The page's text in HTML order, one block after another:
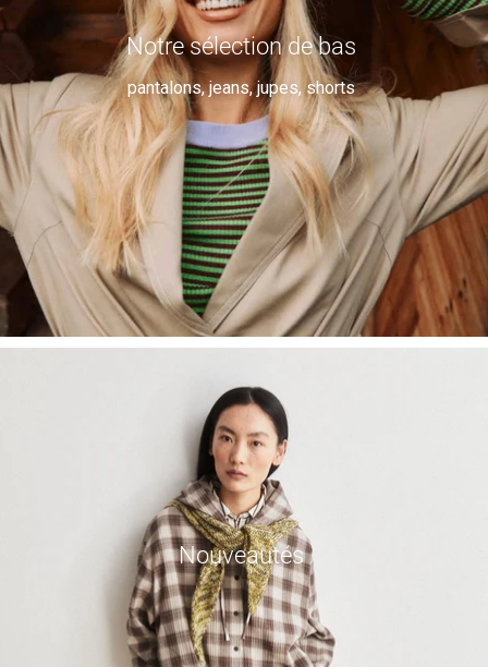
Notre sélection de bas
pantalons, jeans, jupes, shorts
Nouveautés